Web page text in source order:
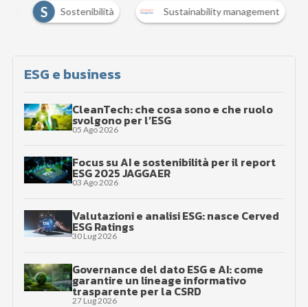
S Sostenibilità Sustainability management
ESG e business
CleanTech: che cosa sono e che ruolo
svolgono per l’ESG
05 Ago 2026
Focus su AI e sostenibilità per il report
ESG 2025 JAGGAER
03 Ago 2026
Valutazioni e analisi ESG: nasce Cerved
ESG Ratings
30 Lug 2026
Governance del dato ESG e AI: come
garantire un lineage informativo
trasparente per la CSRD
27 Lug 2026